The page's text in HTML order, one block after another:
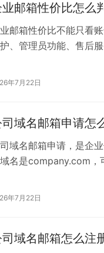
邮箱性价比怎么
邮箱性价比不能只看
、管理员功能、售后
业邮箱性价比是什么意
年7月22日
域名邮箱申请怎
域名邮箱申请，是企
名是company.com，
、选择企业邮箱服务商
年7月22日
域名邮箱怎么注